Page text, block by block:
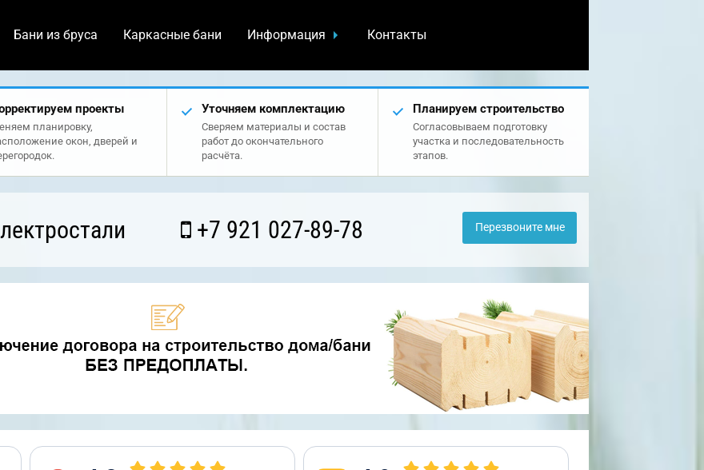
Бани из бруса Каркасные бани Информация Контакты
проекты
планировку,
окон, дверей и
Уточняем комплектацию
Сверяем материалы и состав
работ до окончательного
расчёта.
Планируем строительство
Согласовываем подготовку
участка и последовательность
этапов.
+7 921 027-89-78 Перезвоните мне